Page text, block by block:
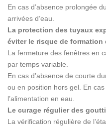
En cas d’absence prolongée
arrivées d’eau.
La protection des tuyaux
éviter le risque de formation
La fermeture des fenêtres en
par temps variable.
En cas d’absence de courte
ou en position hors gel. En
l’alimentation en eau.
Le curage régulier des
La vérification régulière de